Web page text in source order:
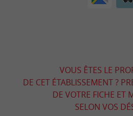
VOUS ÊTES LE
DE CET ÉTABLISSEMENT ?
DE VOTRE FICHE ET
SELON VOS